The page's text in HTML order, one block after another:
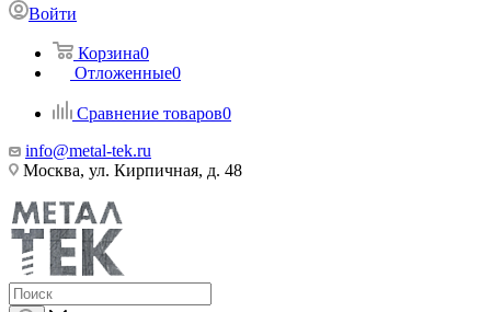
Войти
Корзина0
Отложенные0
Сравнение товаров0
info@metal-tek.ru
Москва, ул. Кирпичная, д. 48